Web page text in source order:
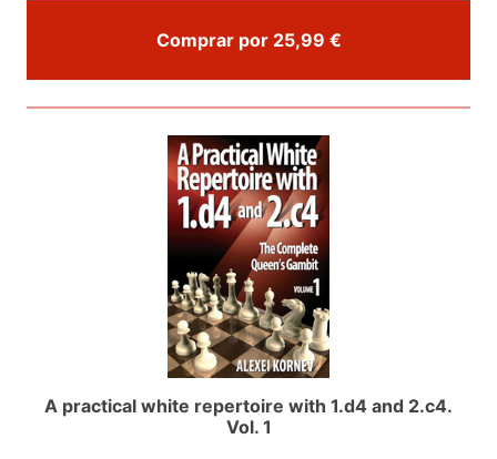
Comprar por 25,99 €
A practical white repertoire with 1.d4 and 2.c4.
Vol. 1